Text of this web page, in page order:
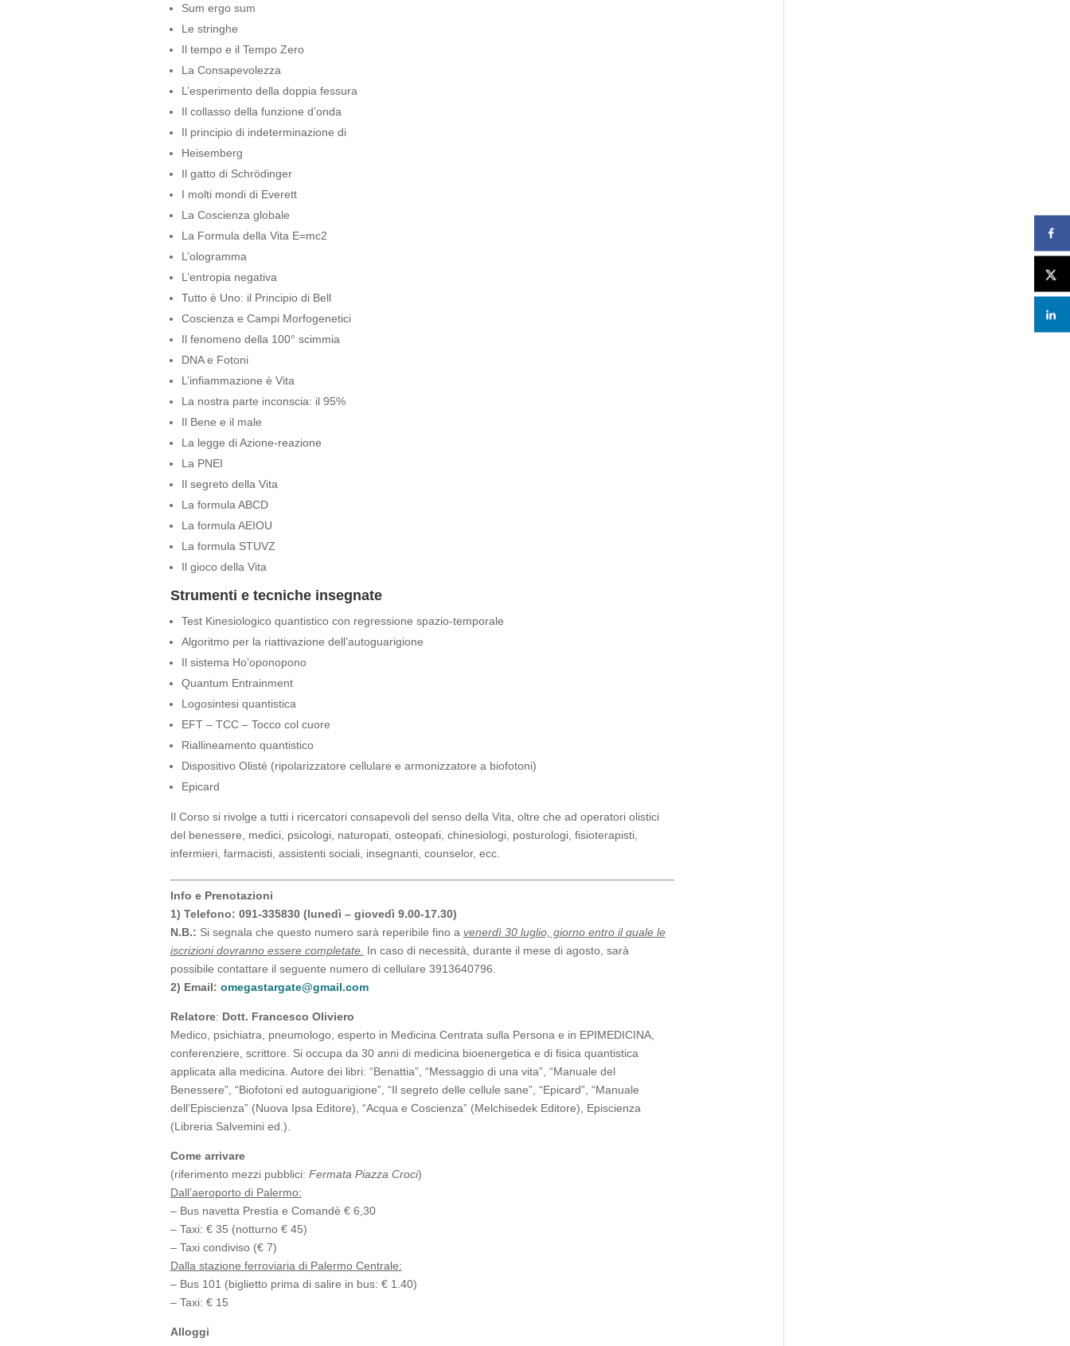
Sum ergo sum
Le stringhe
Il tempo e il Tempo Zero
La Consapevolezza
L’esperimento della doppia fessura
Il collasso della funzione d’onda
Il principio di indeterminazione di
Heisemberg
Il gatto di Schrödinger
I molti mondi di Everett
La Coscienza globale
La Formula della Vita E=mc2
L’ologramma
L’entropia negativa
Tutto è Uno: il Principio di Bell
Coscienza e Campi Morfogenetici
Il fenomeno della 100° scimmia
DNA e Fotoni
L’infiammazione è Vita
La nostra parte inconscia: il 95%
Il Bene e il male
La legge di Azione-reazione
La PNEI
Il segreto della Vita
La formula ABCD
La formula AEIOU
La formula STUVZ
Il gioco della Vita
Strumenti e tecniche insegnate
Test Kinesiologico quantistico con regressione spazio-temporale
Algoritmo per la riattivazione dell’autoguarigione
Il sistema Ho’oponopono
Quantum Entrainment
Logosintesi quantistica
EFT – TCC – Tocco col cuore
Riallineamento quantistico
Dispositivo Olisté (ripolarizzatore cellulare e armonizzatore a biofotoni)
Epicard
Il Corso si rivolge a tutti i ricercatori consapevoli del senso della Vita, oltre che ad operatori olistici
del benessere, medici, psicologi, naturopati, osteopati, chinesiologi, posturologi, fisioterapisti,
infermieri, farmacisti, assistenti sociali, insegnanti, counselor, ecc.
Info e Prenotazioni
1) Telefono: 091-335830 (lunedì – giovedì 9.00-17.30)
N.B.: Si segnala che questo numero sarà reperibile fino a venerdì 30 luglio, giorno entro il quale le
iscrizioni dovranno essere completate. In caso di necessità, durante il mese di agosto, sarà
possibile contattare il seguente numero di cellulare 3913640796.
2) Email: omegastargate@gmail.com
Relatore: Dott. Francesco Oliviero
Medico, psichiatra, pneumologo, esperto in Medicina Centrata sulla Persona e in EPIMEDICINA,
conferenziere, scrittore. Si occupa da 30 anni di medicina bioenergetica e di fisica quantistica
applicata alla medicina. Autore dei libri: “Benattia”, “Messaggio di una vita”, “Manuale del
Benessere”, “Biofotoni ed autoguarigione”, “Il segreto delle cellule sane”, “Epicard”, “Manuale
dell’Episcienza” (Nuova Ipsa Editore), “Acqua e Coscienza” (Melchisedek Editore), Episcienza
(Libreria Salvemini ed.).
Come arrivare
(riferimento mezzi pubblici: Fermata Piazza Croci)
Dall’aeroporto di Palermo:
– Bus navetta Prestìa e Comandè € 6,30
– Taxi: € 35 (notturno € 45)
– Taxi condiviso (€ 7)
Dalla stazione ferroviaria di Palermo Centrale:
– Bus 101 (biglietto prima di salire in bus: € 1.40)
– Taxi: € 15
Alloggi